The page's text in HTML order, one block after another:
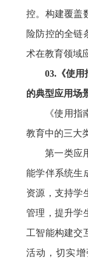
控。构建覆盖
险防控的全链
术在教育领域
03.《使
的典型应用场
《使用
教育中的三大
第一类应
能学伴系统生
资源，支持学
管理，提升学
工智能构建交
活动，切实